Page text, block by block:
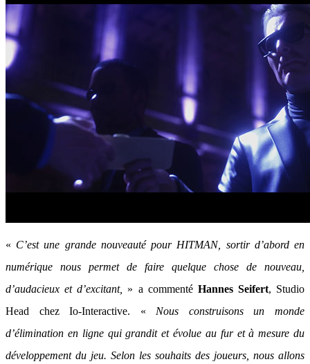
« C’est une grande nouveauté pour HITMAN, sortir d’abord en
numérique nous permet de faire quelque chose de nouveau,
d’audacieux et d’excitant,
» a commenté Hannes Seifert, Studio
Head chez Io-Interactive. « Nous construisons un monde
d’élimination en ligne qui grandit et évolue au fur et à mesure du
développement du jeu. Selon les souhaits des joueurs, nous allons